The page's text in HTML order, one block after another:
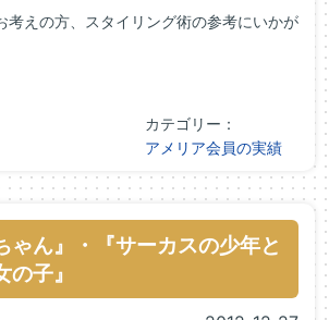
考えの方、スタイリング術の参考にいかが
カテゴリー：
アメリア会員の実績
ゃん』・『サーカスの少年と
子』